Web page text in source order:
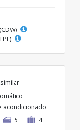
acondicionado
5 4